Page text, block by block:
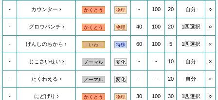
- カウンター かくとう 物理 - 100 20 自分 ○
- グロウパンチ かくとう 物理 40 100 20 1匹選択 ○
- げんしのちから いわ 特殊 60 100 5 1匹選択 ×
- じこさいせい ノーマル 変化 - - 10 自分 ×
- たくわえる ノーマル 変化 - - 20 自分 ×
- にどげり かくとう 物理 30 100 30 1匹選択 ○